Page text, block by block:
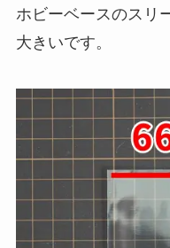
ホビーベースのスリ
大きいです。